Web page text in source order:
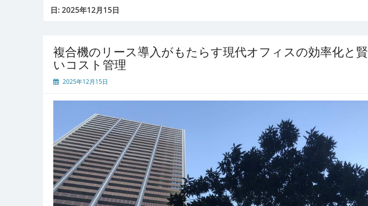
日:2025年12月15日
複合機のリース導入がもたらす現代オフィスの効率化と賢
いコスト管理
2025年12月15日